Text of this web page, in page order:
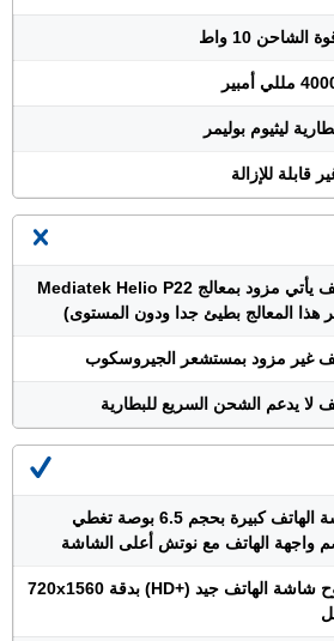
الشاحن 10 واط
مللي أمبير
ليثيوم بوليمر
قابلة للإزالة
الهاتف يأتي مزود بمعالج Mediatek Helio P22
هذا المعالج بطيئ جدا ودون المستوى)
غير مزود بمستشعر الجيروسكوب
لا يدعم الشحن السريع للبطارية
شاشة الهاتف كبيرة بحجم 6.5 بوصة تغطي
واجهة الهاتف مع نوتش أعلى الشاشة
وضوح شاشة الهاتف جيد (+HD) بدقة 720x1560